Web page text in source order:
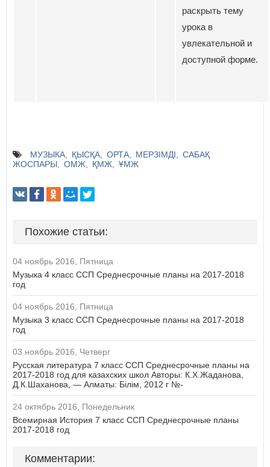
раскрыть тему
урока в
увлекательной и
доступной форме.
МУЗЫКА ҚЫСҚА ОРТА МЕРЗІМДІ
САБАҚ
ЖОСПАРЫ
ОМЖ ҚМЖ ҰМЖ
Похожие статьи:
04 ноябрь 2016, Пятница
Музыка 4 класс ССП Среднесрочные планы на 2017-2018
год
04 ноябрь 2016, Пятница
Музыка 3 класс ССП Среднесрочные планы на 2017-2018
год
03 ноябрь 2016, Четверг
Русская литература 7 класс ССП Среднесрочные планы на
2017-2018 год для казахских школ Авторы: К.Х.Жаданова,
Д.К.Шаханова, — Алматы: Білім, 2012 г №-
24 октябрь 2016, Понедельник
Всемирная История 7 класс ССП Среднесрочные планы
2017-2018 год
Комментарии: